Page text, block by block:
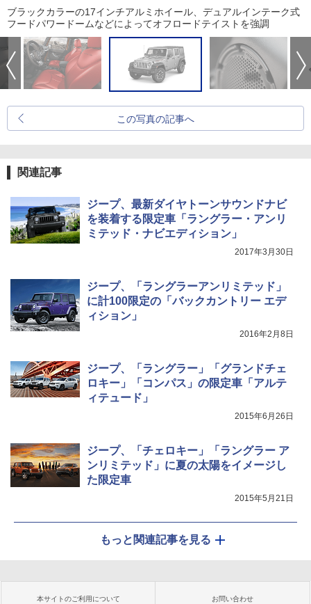
ブラックカラーの17インチアルミホイール、デュアルインテーク式
フードパワードームなどによってオフロードテイストを強調
この写真の記事へ
関連記事
ジープ、最新ダイヤトーンサウンドナビ
を装着する限定車「ラングラー・アンリ
ミテッド・ナビエディション」
2017年3月30日
ジープ、「ラングラーアンリミテッド」
に計100限定の「バックカントリー エデ
ィション」
2016年2月8日
ジープ、「ラングラー」「グランドチェ
ロキー」「コンパス」の限定車「アルテ
ィテュード」
2015年6月26日
ジープ、「チェロキー」「ラングラー ア
ンリミテッド」に夏の太陽をイメージし
た限定車
2015年5月21日
もっと関連記事を見る
本サイトのご利用について お問い合わせ